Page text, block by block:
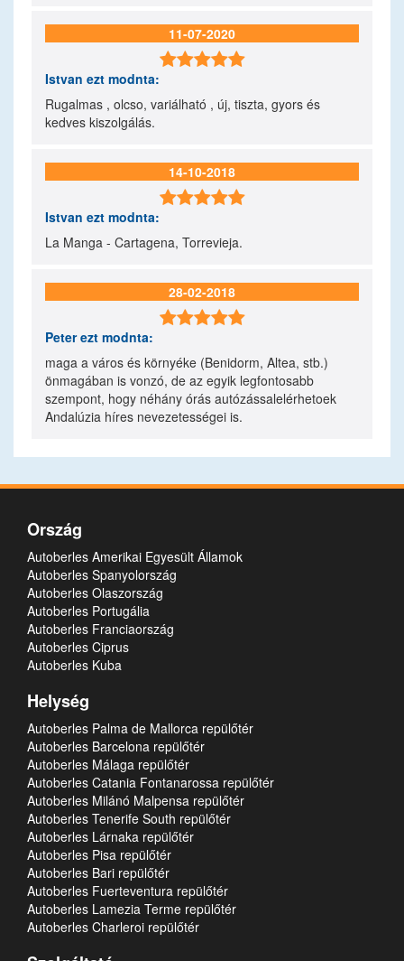
11-07-2020

Istvan ezt modnta:
Rugalmas , olcso, variálható , új, tiszta, gyors és
kedves kiszolgálás.
14-10-2018

Istvan ezt modnta:
La Manga - Cartagena, Torrevieja.
28-02-2018

Peterezt modnta:
maga a város és környéke (Benidorm, Altea, stb.)
önmagában is vonzó, de az egyik legfontosabb
szempont, hogy néhány órás autózássalelérhetoek
Andalúzia híres nevezetességei is.
Ország
Autoberles Amerikai Egyesült Államok
Autoberles Spanyolország
Autoberles Olaszország
Autoberles Portugália
Autoberles Franciaország
Autoberles Ciprus
Autoberles Kuba
Helység
Autoberles Palma de Mallorca repülőtér
Autoberles Barcelona repülőtér
Autoberles Málaga repülőtér
Autoberles Catania Fontanarossa repülőtér
Autoberles Milánó Malpensa repülőtér
Autoberles Tenerife South repülőtér
Autoberles Lárnaka repülőtér
Autoberles Pisa repülőtér
Autoberles Bari repülőtér
Autoberles Fuerteventura repülőtér
Autoberles Lamezia Terme repülőtér
Autoberles Charleroi repülőtér